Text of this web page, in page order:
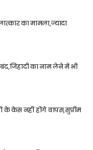
का मामला,ज्यादा
का नाम लेने में भी
के केस नहीं होंगे वापस,सुप्रीम